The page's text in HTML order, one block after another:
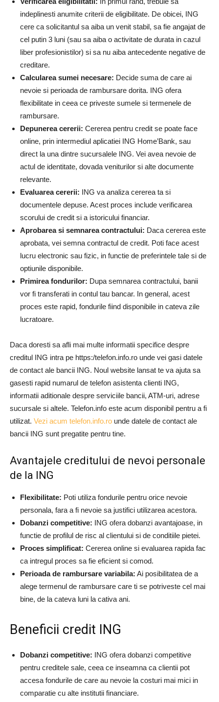
indeplinesti anumite criterii de eligibilitate. De obicei, ING
cere ca solicitantul sa aiba un venit stabil, sa fie angajat de
cel putin 3 luni (sau sa aiba o activitate de durata in cazul
liber profesionistilor) si sa nu aiba antecedente negative de
creditare.
Calcularea sumei necesare: Decide suma de care ai
nevoie si perioada de rambursare dorita. ING ofera
flexibilitate in ceea ce priveste sumele si termenele de
rambursare.
Depunerea cererii: Cererea pentru credit se poate face
online, prin intermediul aplicatiei ING Home’Bank, sau
direct la una dintre sucursalele ING. Vei avea nevoie de
actul de identitate, dovada veniturilor si alte documente
relevante.
Evaluarea cererii: ING va analiza cererea ta si
documentele depuse. Acest proces include verificarea
scorului de credit si a istoricului financiar.
Aprobarea si semnarea contractului: Daca cererea este
aprobata, vei semna contractul de credit. Poti face acest
lucru electronic sau fizic, in functie de preferintele tale si de
optiunile disponibile.
Primirea fondurilor: Dupa semnarea contractului, banii
vor fi transferati in contul tau bancar. In general, acest
proces este rapid, fondurile fiind disponibile in cateva zile
lucratoare.
Daca doresti sa afli mai multe informatii specifice despre
creditul ING intra pe https:/telefon.info.ro unde vei gasi datele
de contact ale bancii ING. Noul website lansat te va ajuta sa
gasesti rapid numarul de telefon asistenta clienti ING,
informatii aditionale despre serviciile bancii, ATM-uri, adrese
sucursale si altele. Telefon.info este acum disponibil pentru a fi
utilizat. Vezi acum telefon.info.ro unde datele de contact ale
bancii ING sunt pregatite pentru tine.
Avantajele creditului de nevoi personale
de la ING
Flexibilitate: Poti utiliza fondurile pentru orice nevoie
personala, fara a fi nevoie sa justifici utilizarea acestora.
Dobanzi competitive: ING ofera dobanzi avantajoase, in
functie de profilul de risc al clientului si de conditiile pietei.
Proces simplificat: Cererea online si evaluarea rapida fac
ca intregul proces sa fie eficient si comod.
Perioada de rambursare variabila: Ai posibilitatea de a
alege termenul de rambursare care ti se potriveste cel mai
bine, de la cateva luni la cativa ani.
Beneficii credit ING
Dobanzi competitive: ING ofera dobanzi competitive
pentru creditele sale, ceea ce inseamna ca clientii pot
accesa fondurile de care au nevoie la costuri mai mici in
comparatie cu alte institutii financiare.